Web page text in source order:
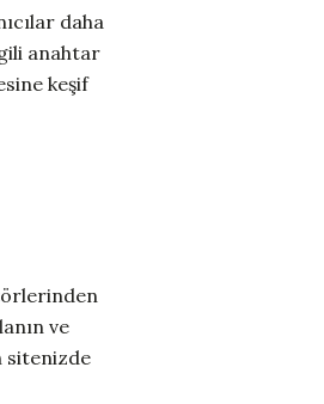
daha
anahtar
keşif
ve
sitenizde